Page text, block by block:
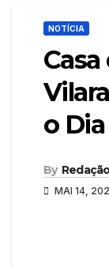
NOTÍCIA
o
By
MAI 14,